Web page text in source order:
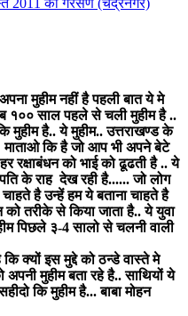
मुहीम नहीं है पहली बात ये मे
१०० साल पहले से चली मुहीम है ..
मुहीम है.. ये मुहीम.. उत्तराखण्ड के
माताओ कि है जो आप भी अपने बेटे
रक्षाबंधन को भाई को ढूढती है .. ये
के राह देख रही है...... जो लोग
है उन्हें हम ये बताना चाहते है
तरीके से किया जाता है.. ये युवा
पिछले ३-4 सालो से चलनी वाली
क्यों इस मुद्दे को ठन्डे वास्ते मे
अपनी मुहीम बता रहे है.. साथियों ये
कि मुहीम है... बाबा मोहन